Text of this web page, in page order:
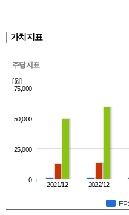
가치지표
주당지표
[원]
2021/12 2022/12
0
25,000
50,000
75,000